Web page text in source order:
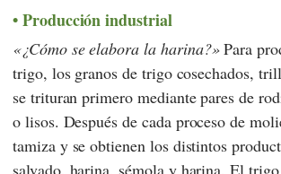
Producción industrial
¿Cómo se elabora la harina? Para
trigo, los granos de trigo cosechados,
se trituran primero mediante pares de
o lisos. Después de cada proceso de
tamiza y se obtienen los distintos